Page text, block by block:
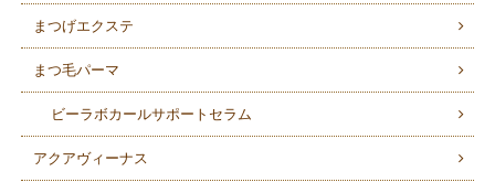
まつげエクステ
まつ毛パーマ
ビーラボカールサポートセラム
アクアヴィーナス